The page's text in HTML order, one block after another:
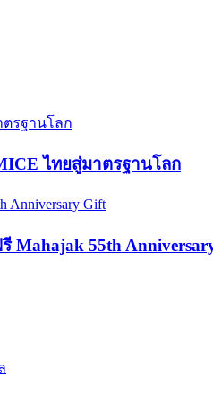
ไทยสู่มาตรฐานโลก
Mahajak 55th